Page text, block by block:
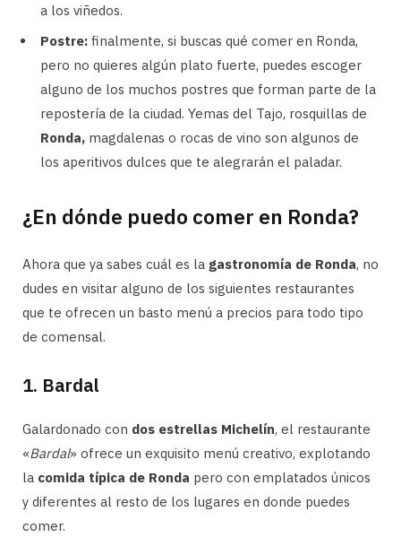
a los viñedos.
Postre: finalmente, si buscas qué comer en Ronda,
pero no quieres algún plato fuerte, puedes escoger
alguno de los muchos postres que forman parte de la
repostería de la ciudad. Yemas del Tajo, rosquillas de
Ronda, magdalenas o rocas de vino son algunos de
los aperitivos dulces que te alegrarán el paladar.
¿En dónde puedo comer en Ronda?
Ahora que ya sabes cuál es la gastronomía de Ronda, no
dudes en visitar alguno de los siguientes restaurantes
que te ofrecen un basto menú a precios para todo tipo
de comensal.
1. Bardal
Galardonado con dos estrellas Michelín, el restaurante
«Bardal» ofrece un exquisito menú creativo, explotando
la comida típica de Ronda pero con emplatados únicos
y diferentes al resto de los lugares en donde puedes
comer.